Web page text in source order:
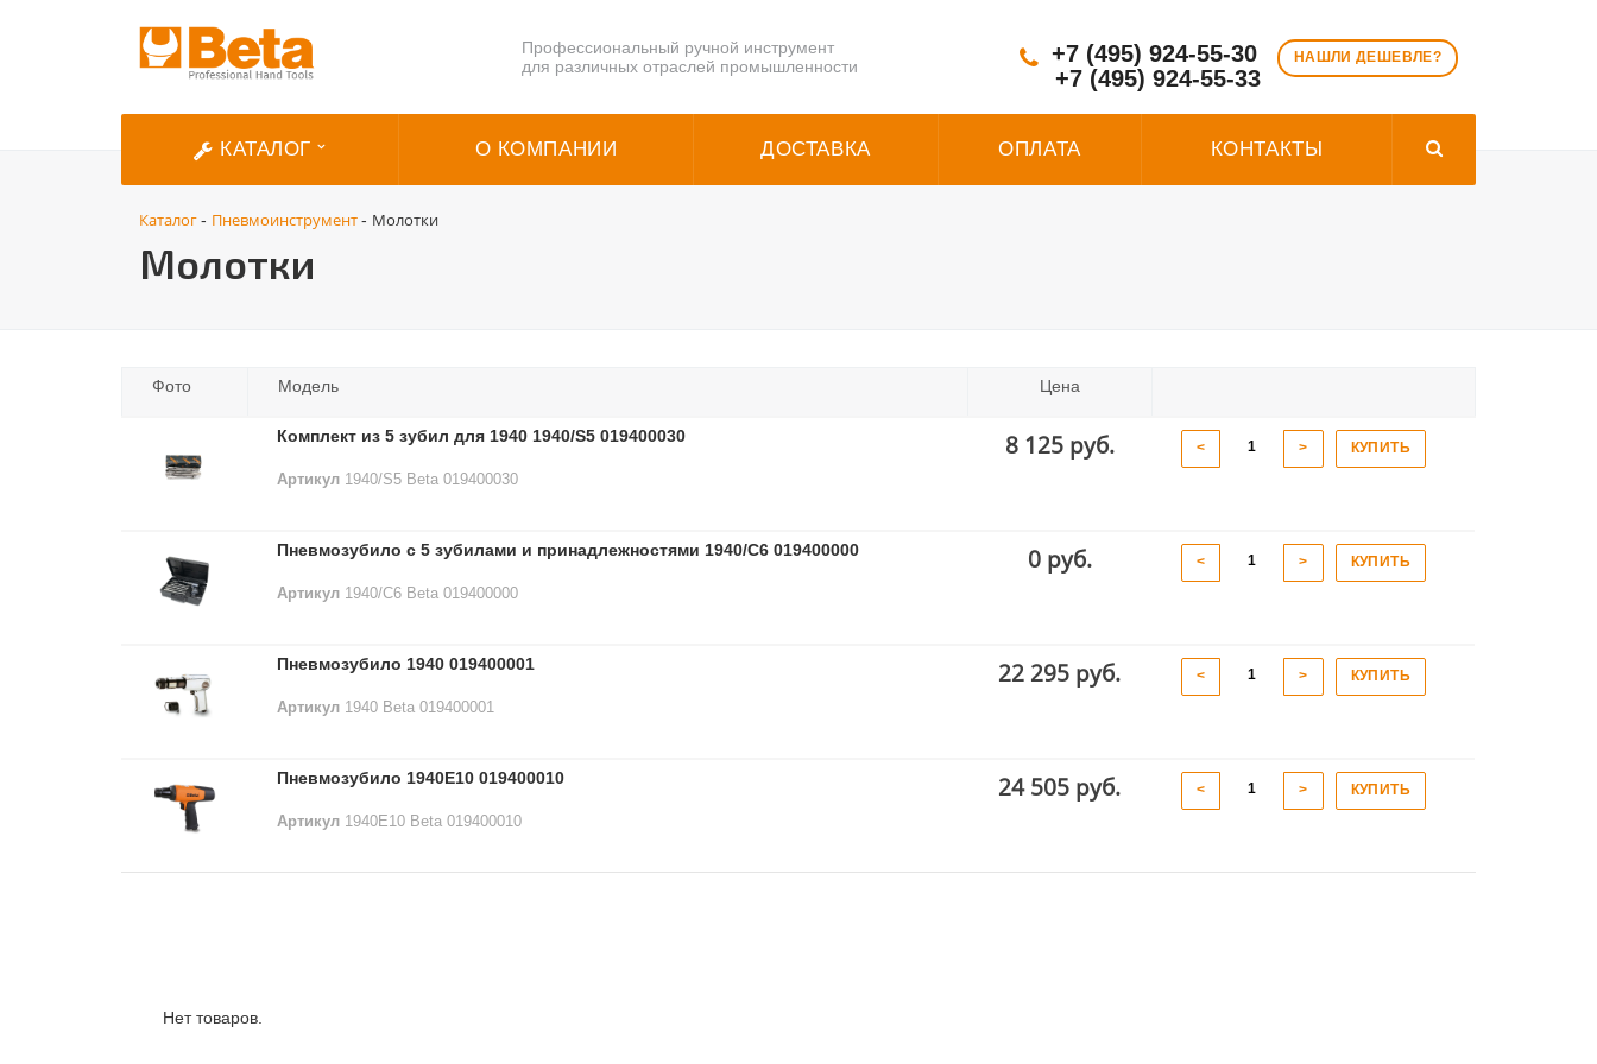
Профессиональный ручной инструмент
для различных отраслей промышленности
НАШЛИ ДЕШЕВЛЕ?
+7 (495) 924-55-30
+7 (495) 924-55-33
КАТАЛОГ О КОМПАНИИ ДОСТАВКА ОПЛАТА КОНТАКТЫ
Каталог- Пневмоинструмент- Молотки
Молотки
Фото Модель Цена
Комплект из 5 зубил для 1940 1940/S5 019400030
Артикул 1940/S5 Beta 019400030
8 125 руб. < > КУПИТЬ
Пневмозубило с 5 зубилами и принадлежностями 1940/C6 019400000
Артикул 1940/C6 Beta 019400000
0 руб. < > КУПИТЬ
Пневмозубило 1940 019400001
Артикул 1940 Beta 019400001
22 295 руб. < > КУПИТЬ
Пневмозубило 1940E10 019400010
Артикул 1940E10 Beta 019400010
24 505 руб. < > КУПИТЬ
Нет товаров.